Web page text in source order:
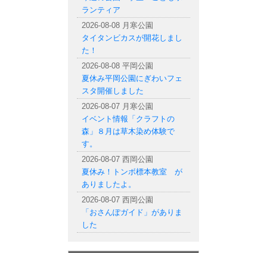
ランティア
2026-08-08 月寒公園
タイタンビカスが開花しまし
た！
2026-08-08 平岡公園
夏休み平岡公園にぎわいフェ
スタ開催しました
2026-08-07 月寒公園
イベント情報「クラフトの
森」８月は草木染め体験で
す。
2026-08-07 西岡公園
夏休み！トンボ標本教室 が
ありましたよ。
2026-08-07 西岡公園
「おさんぽガイド」がありま
した